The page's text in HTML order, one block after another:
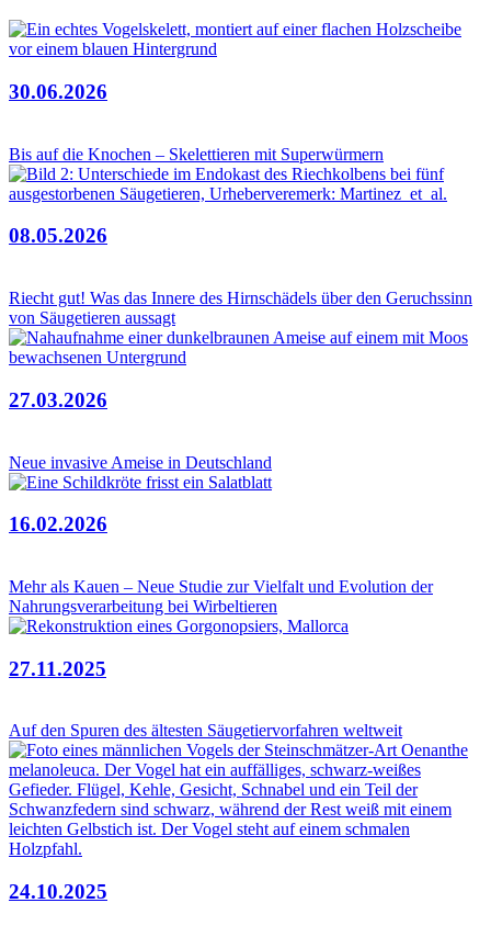
30.06.2026
Bis auf die Knochen – Skelettieren mit Superwürmern
08.05.2026
Riecht gut! Was das Innere des Hirnschädels über den Geruchssinn
von Säugetieren aussagt
27.03.2026
Neue invasive Ameise in Deutschland
16.02.2026
Mehr als Kauen – Neue Studie zur Vielfalt und Evolution der
Nahrungsverarbeitung bei Wirbeltieren
27.11.2025
Auf den Spuren des ältesten Säugetiervorfahren weltweit
24.10.2025